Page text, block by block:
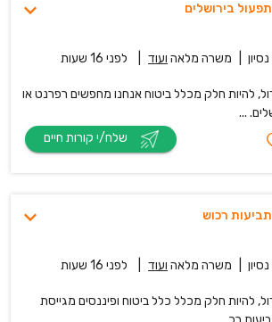
בירושלים
משרה מלאה ועוד לפני 16 שעות
להיות חלק מכלל ביטוח אנחנו מחפשים רפרנט או
...
רכוש
משרה מלאה ועוד לפני 16 שעות
להיות חלק מכלל כלל ביטוח ופיננסים מגייסת